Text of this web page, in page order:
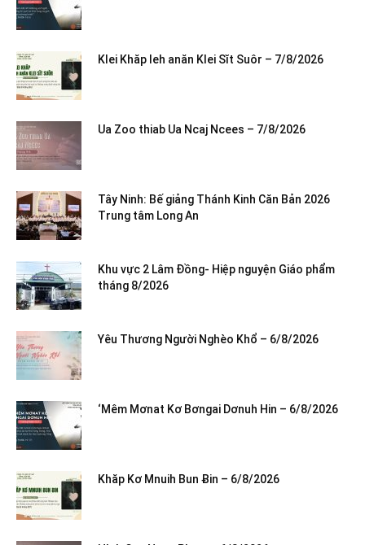
Klei Khăp leh anăn Klei Sĭt Suôr – 7/8/2026
Ua Zoo thiab Ua Ncaj Ncees – 7/8/2026
Tây Ninh: Bế giảng Thánh Kinh Căn Bản 2026
Trung tâm Long An
Khu vực 2 Lâm Đồng- Hiệp nguyện Giáo phẩm
tháng 8/2026
Yêu Thương Người Nghèo Khổ – 6/8/2026
‘Mêm Mơnat Kơ Bơngai Dơnuh Hin – 6/8/2026
Khăp Kơ Mnuih Bun Ƀin – 6/8/2026